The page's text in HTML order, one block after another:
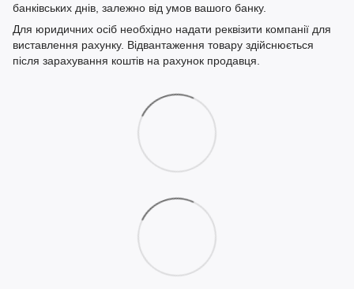
банківських днів, залежно від умов вашого банку.
Для юридичних осіб необхідно надати реквізити компанії для
виставлення рахунку. Відвантаження товару здійснюється
після зарахування коштів на рахунок продавця.